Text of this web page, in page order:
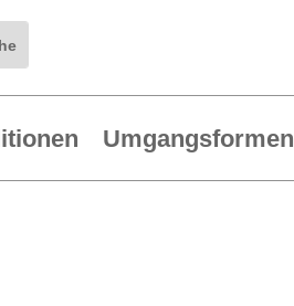
Umgangsformen